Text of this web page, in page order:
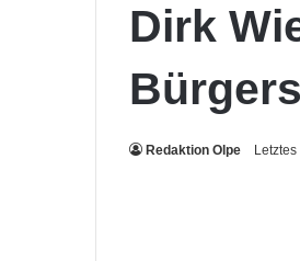
Dirk
Redaktion Olpe